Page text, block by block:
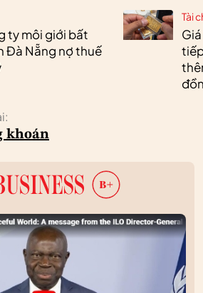
ty môi giới bất
Đà Nẵng nợ thuế
Tài
khoán